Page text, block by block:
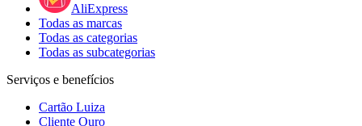
AliExpress
Todas as marcas
Todas as categorias
Todas as subcategorias
Serviços e benefícios
Cartão Luiza
Cliente Ouro